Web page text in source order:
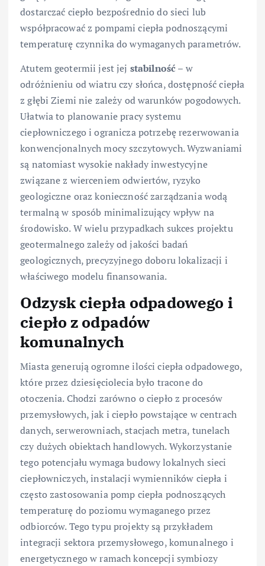
dostarczać ciepło bezpośrednio do sieci lub
współpracować z pompami ciepła podnoszącymi
temperaturę czynnika do wymaganych parametrów.
Atutem geotermii jest jej stabilność – w
odróżnieniu od wiatru czy słońca, dostępność ciepła
z głębi Ziemi nie zależy od warunków pogodowych.
Ułatwia to planowanie pracy systemu
ciepłowniczego i ogranicza potrzebę rezerwowania
konwencjonalnych mocy szczytowych. Wyzwaniami
są natomiast wysokie nakłady inwestycyjne
związane z wierceniem odwiertów, ryzyko
geologiczne oraz konieczność zarządzania wodą
termalną w sposób minimalizujący wpływ na
środowisko. W wielu przypadkach sukces projektu
geotermalnego zależy od jakości badań
geologicznych, precyzyjnego doboru lokalizacji i
właściwego modelu finansowania.
Odzysk ciepła odpadowego i
ciepło z odpadów
komunalnych
Miasta generują ogromne ilości ciepła odpadowego,
które przez dziesięciolecia było tracone do
otoczenia. Chodzi zarówno o ciepło z procesów
przemysłowych, jak i ciepło powstające w centrach
danych, serwerowniach, stacjach metra, tunelach
czy dużych obiektach handlowych. Wykorzystanie
tego potencjału wymaga budowy lokalnych sieci
ciepłowniczych, instalacji wymienników ciepła i
często zastosowania pomp ciepła podnoszących
temperaturę do poziomu wymaganego przez
odbiorców. Tego typu projekty są przykładem
integracji sektora przemysłowego, komunalnego i
energetycznego w ramach koncepcji symbiozy